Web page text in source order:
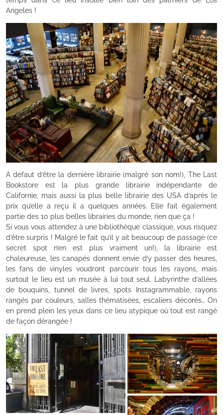
Angeles !
A défaut d’être la dernière librairie (malgré son nom!), The Last
Bookstore est la plus grande librairie indépendante de
Californie, mais aussi la plus belle librairie des USA d’après le
prix qu’elle a reçu il a quelques années. Elle fait également
partie des 10 plus belles librairies du monde, rien que ça !
Si vous vous attendez à une bibliothèque classique, vous risquez
d’être surpris ! Malgré le fait qu’il y ait beaucoup de passage (ce
secret spot n’en est plus vraiment un!), la librairie est
chaleureuse, les canapés donnent envie d’y passer des heures,
les fans de vinyles voudront parcourir tous les rayons, mais
surtout le lieu est un musée à lui tout seul. Labyrinthe d’allées
de bouquins, tunnel de livres, spots Instagrammable, rayons
rangés par couleurs, salles thématisées, escaliers décorés… On
en prend plein les yeux dans ce lieu atypique où tout est rangé
de façon dérangée !